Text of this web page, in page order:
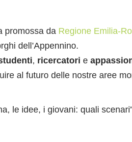
promossa da Regione Emilia-
dell’Appennino.
, ricercatori e
al futuro delle nostre aree
le idee, i giovani: quali